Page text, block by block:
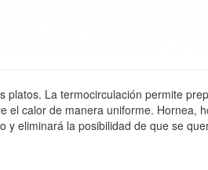
La termocirculación permite
calor de manera uniforme. Hornea,
eliminará la posibilidad de que se